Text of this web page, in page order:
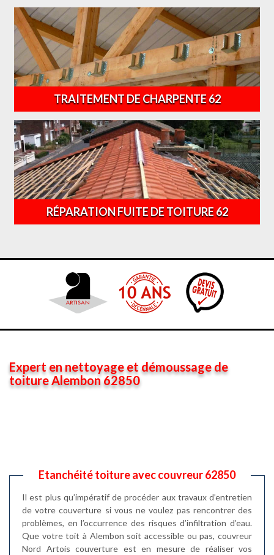
TRAITEMENT DE CHARPENTE 62
RÉPARATION FUITE DE TOITURE 62
Expert en nettoyage et démoussage de
toiture Alembon 62850
Etanchéité toiture avec couvreur 62850
Il est plus qu’impératif de procéder aux travaux d’entretien
de votre couverture si vous ne voulez pas rencontrer des
problèmes, en l’occurrence des risques d’infiltration d’eau.
Que votre toit à Alembon soit accessible ou pas, couvreur
Nord Artois couverture est en mesure de réaliser vos